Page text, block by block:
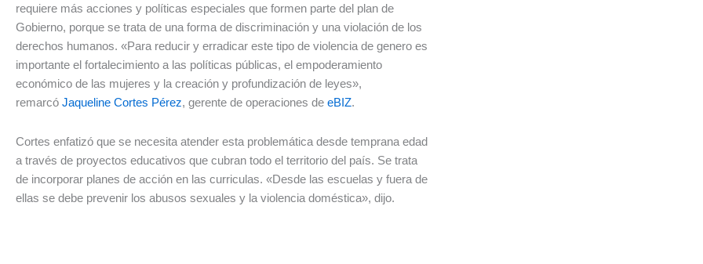
requiere más acciones y políticas especiales que formen parte del plan de
Gobierno, porque se trata de una forma de discriminación y una violación de los
derechos humanos. «Para reducir y erradicar este tipo de violencia de genero es
importante el fortalecimiento a las políticas públicas, el empoderamiento
económico de las mujeres y la creación y profundización de leyes»,
remarcó Jaqueline Cortes Pérez, gerente de operaciones de eBIZ.
Cortes enfatizó que se necesita atender esta problemática desde temprana edad
a través de proyectos educativos que cubran todo el territorio del país. Se trata
de incorporar planes de acción en las curriculas. «Desde las escuelas y fuera de
ellas se debe prevenir los abusos sexuales y la violencia doméstica», dijo.